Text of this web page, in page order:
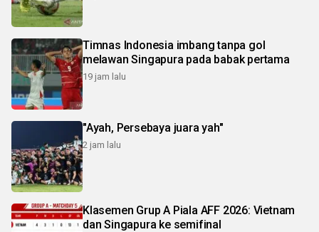
Timnas Indonesia imbang tanpa gol
melawan Singapura pada babak pertama
19 jam lalu
"Ayah, Persebaya juara yah"
2 jam lalu
Klasemen Grup A Piala AFF 2026: Vietnam
dan Singapura ke semifinal